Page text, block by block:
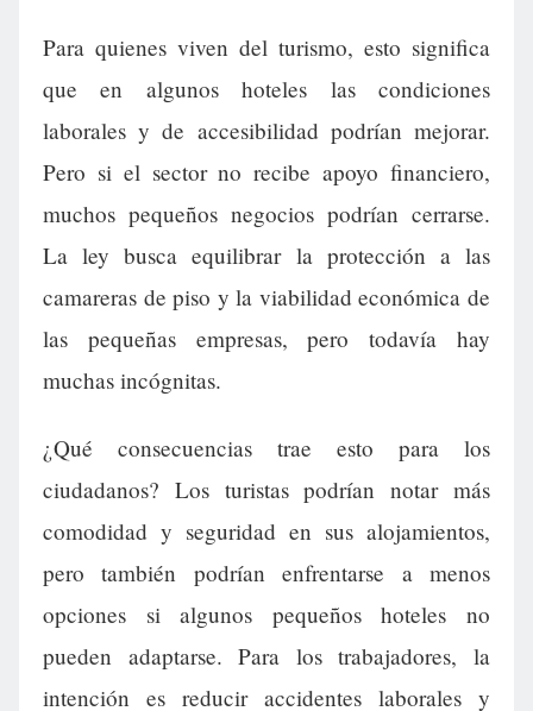
Para quienes viven del turismo, esto significa
que en algunos hoteles las condiciones
laborales y de accesibilidad podrían mejorar.
Pero si el sector no recibe apoyo financiero,
muchos pequeños negocios podrían cerrarse.
La ley busca equilibrar la protección a las
camareras de piso y la viabilidad económica de
las pequeñas empresas, pero todavía hay
muchas incógnitas.
¿Qué consecuencias trae esto para los
ciudadanos? Los turistas podrían notar más
comodidad y seguridad en sus alojamientos,
pero también podrían enfrentarse a menos
opciones si algunos pequeños hoteles no
pueden adaptarse. Para los trabajadores, la
intención es reducir accidentes laborales y